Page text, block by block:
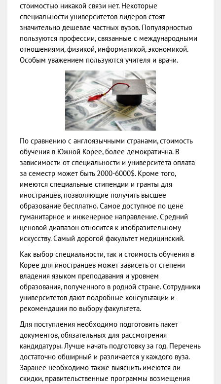
стоимостью никакой связи нет. Некоторые
специальности университетов-лидеров стоят
значительно дешевле частных вузов. Популярностью
пользуются профессии, связанные с международными
отношениями, физикой, информатикой, экономикой.
Особым уважением пользуются учителя и врачи.
По сравнению с англоязычными странами, стоимость
обучения в Южной Корее, более демократична. В
зависимости от специальности и университета оплата
за семестр может быть 2000-6000$. Кроме того,
имеются специальные стипендии и гранты для
иностранцев, позволяющие получить высшее
образование бесплатно. Самое доступное по цене
гуманитарное и инженерное направление. Средний
ценовой диапазон относится к изобразительному
искусству. Самый дорогой факультет медицинский.
Как выбор специальности, так и стоимость обучения в
Корее для иностранцев может зависеть от степени
владения языком преподавания и уровнем
образования, полученного в родной стране. Сотрудники
университетов дают подробные консультации и
рекомендации по выбору факультета.
Для поступления необходимо подготовить пакет
документов, обязательных для рассмотрения
кандидатуры. Лучше начать подготовку за год. Перечень
достаточно обширный и различается у каждого вуза.
Заранее необходимо также выяснить имеются ли
скидки, правительственные программы возмещения